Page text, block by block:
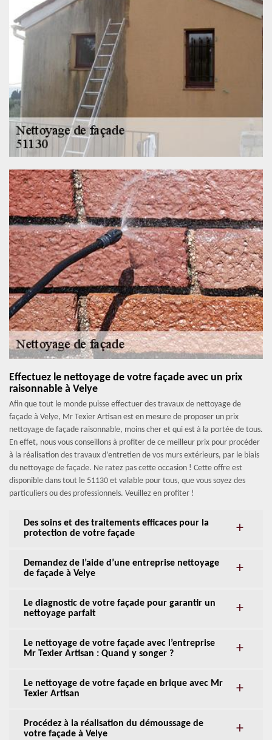
Effectuez le nettoyage de votre façade avec un prix
raisonnable à Velye
Afin que tout le monde puisse effectuer des travaux de nettoyage de
façade à Velye, Mr Texier Artisan est en mesure de proposer un prix
nettoyage de façade raisonnable, moins cher et qui est à la portée de tous.
En effet, nous vous conseillons à profiter de ce meilleur prix pour procéder
à la réalisation des travaux d’entretien de vos murs extérieurs, par le biais
du nettoyage de façade. Ne ratez pas cette occasion ! Cette offre est
disponible dans tout le 51130 et valable pour tous, que vous soyez des
particuliers ou des professionnels. Veuillez en profiter !
Des soins et des traitements efficaces pour la
protection de votre façade
Demandez de l’aide d’une entreprise nettoyage
de façade à Velye
Le diagnostic de votre façade pour garantir un
nettoyage parfait
Le nettoyage de votre façade avec l’entreprise
Mr Texier Artisan : Quand y songer ?
Le nettoyage de votre façade en brique avec Mr
Texier Artisan
Procédez à la réalisation du démoussage de
votre façade à Velye